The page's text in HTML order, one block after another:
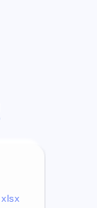
xlsx